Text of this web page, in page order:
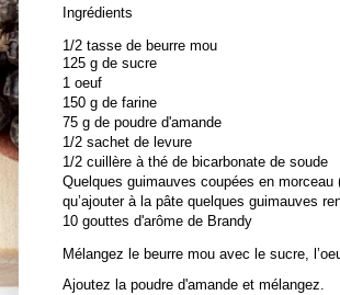
Ingrédients
1/2 tasse de beurre mou
125 g de sucre
1 oeuf
150 g de farine
75 g de poudre d'amande
1/2 sachet de levure
1/2 cuillère à thé de bicarbonate de soude
Quelques guimauves coupées en
qu’ajouter à la pâte quelques guimauves
10 gouttes d'arôme de Brandy
Mélangez le beurre mou avec le sucre,
Ajoutez la poudre d'amande et mélangez.